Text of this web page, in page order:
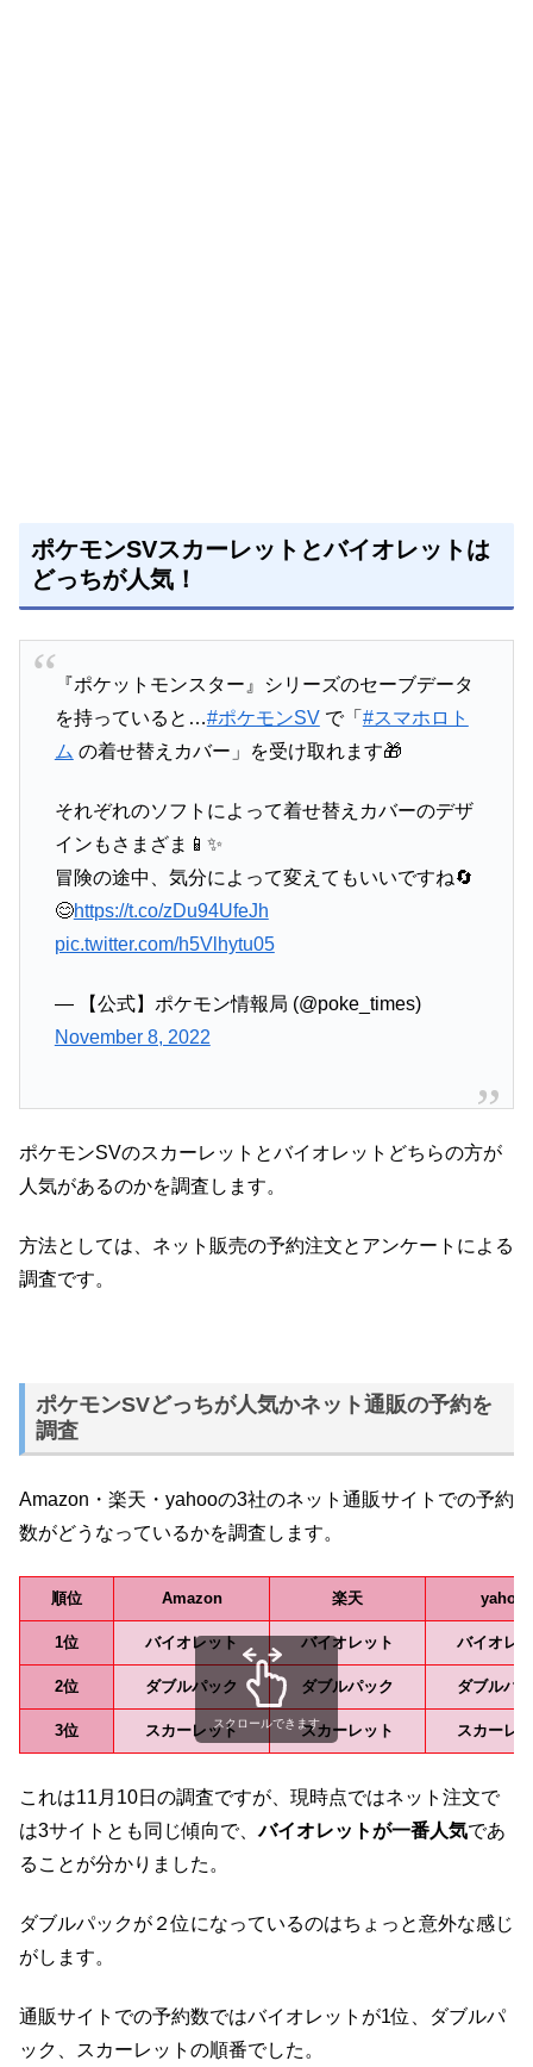
ポケモンSVスカーレットとバイオレットは
どっちが人気！
『ポケットモンスター』シリーズのセーブデータ
を持っていると…#ポケモンSVで「 #スマホロト
ム の着せ替えカバー」を受け取れます🎁
それぞれのソフトによって着せ替えカバーのデザ
インもさまざま📱✨
冒険の途中、気分によって変えてもいいですね🔄
😊https://t.co/zDu94UfeJh
pic.twitter.com/h5Vlhytu05
— 【公式】ポケモン情報局 (@poke_times)
November 8, 2022
ポケモンSVのスカーレットとバイオレットどちらの方が
人気があるのかを調査します。
方法としては、ネット販売の予約注文とアンケートによる
調査です。
ポケモンSVどっちが人気かネット通販の予約を
調査
Amazon・楽天・yahooの3社のネット通販サイトでの予約
数がどうなっているかを調査します。
順位 Amazon 楽天 yahoo
1位 バイオレット バイオレット バイオレ
2位 ダブルパック ダブルパック ダブルパ
3位 スカーレット スカーレット スカーレ
スクロールできます
これは11月10日の調査ですが、現時点ではネット注文で
は3サイトとも同じ傾向で、バイオレットが一番人気であ
ることが分かりました。
ダブルパックが２位になっているのはちょっと意外な感じ
がします。
通販サイトでの予約数ではバイオレットが1位、ダブルパ
ック、スカーレットの順番でした。